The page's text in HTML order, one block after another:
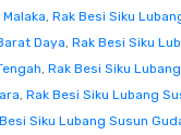
, Rak Besi Siku
Daya, Rak Besi Siku
, Rak Besi Siku
, Rak Besi Siku Lubang
Siku Lubang Susun